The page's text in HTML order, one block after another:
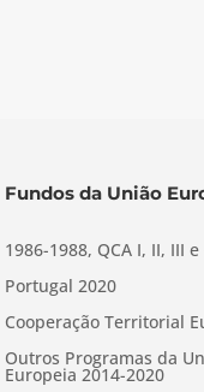
Fundos da União
1986-1988, QCA I, II, III e
Portugal 2020
Cooperação Territorial
Outros Programas da
Europeia 2014-2020